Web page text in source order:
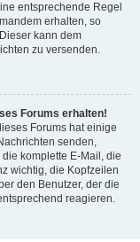
entsprechende Regel
erhalten, so
kann dem
zu versenden.
Forums erhalten!
Forums hat einige
senden,
komplette E-Mail, die
wichtig, die Kopfzeilen
den Benutzer, der die
reagieren.